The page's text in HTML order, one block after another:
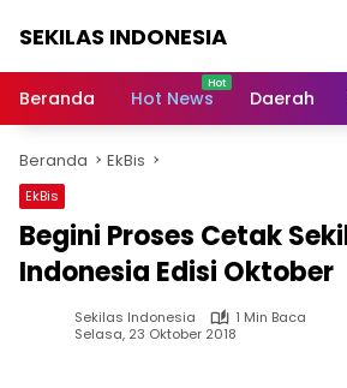
SEKILAS INDONESIA
Terkini,
Latest
World,
Headlines,
News
Today
Beranda Hot News Daerah
Beranda EkBis
EkBis
Begini Proses Cetak
Indonesia Edisi Oktober
Sekilas Indonesia
1 Min Baca
Selasa, 23 Oktober 2018